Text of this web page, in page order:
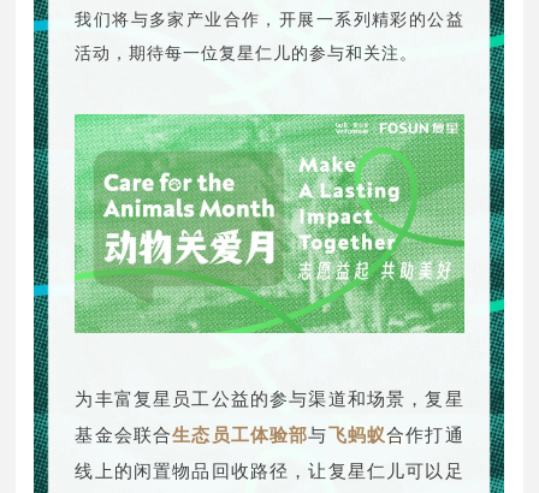
我们将与多家产业合作，开展一系列精彩的公益
活动，期待每一位复星仁儿的参与和关注。
为丰富复星员工公益的参与渠道和场景，复星
基金会联合生态员工体验部与飞蚂蚁合作打通
线上的闲置物品回收路径，让复星仁儿可以足